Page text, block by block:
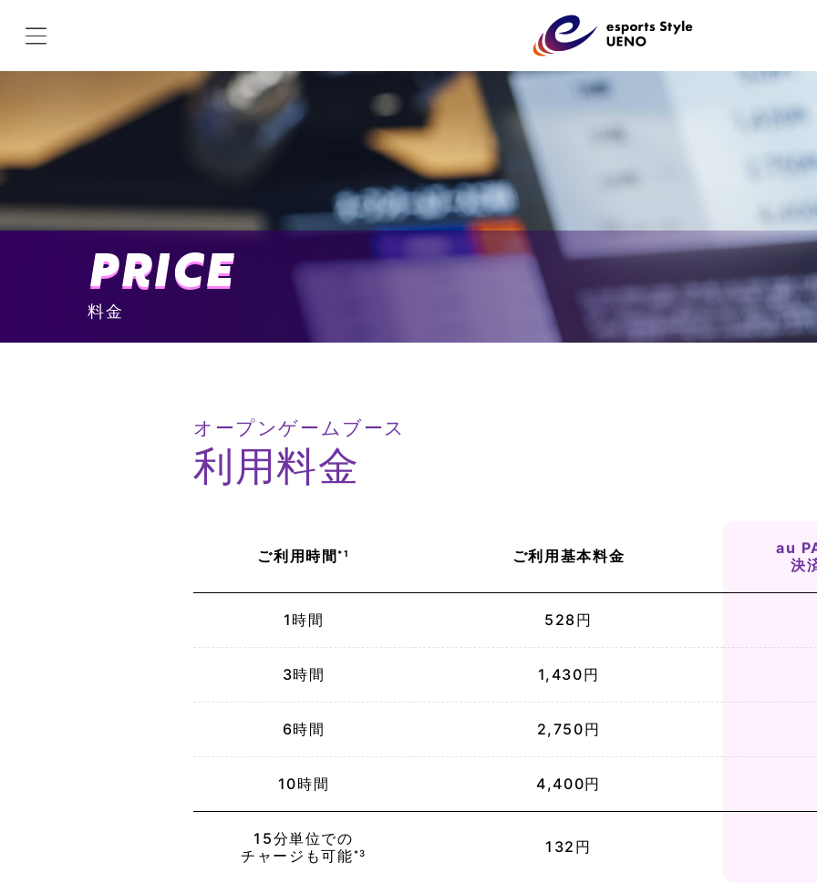
PRICE
料金
オープンゲームブース
利用料金
ご利用 時間 *1 ご利用 基本料金
au
決
1時間 528円
3時間 1,430円
6時間 2,750円
10時間 4,400円
15分単位での
チャージも可能*3 132円